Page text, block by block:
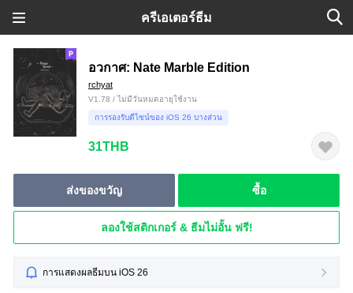
ครีเอเตอร์ธีม
อวกาศ: Nate Marble Edition
rchyat
V1.78 / ไม่มีวันหมดอายุใช้งาน
การรองรับดีไซน์ของ iOS 26 บางส่วน
31THB
ส่งของขวัญ ซื้อ
ลองใช้สติกเกอร์ & ธีมไม่อั้น ฟรี!
การแสดงผลธีมบน iOS 26